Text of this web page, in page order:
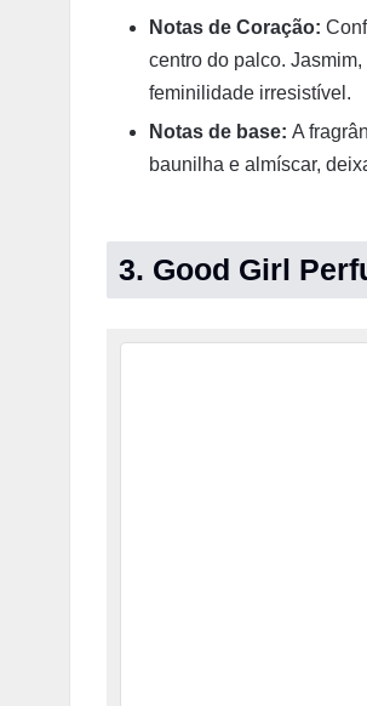
Notas de Coração:
centro do palco.
feminilidade irresistível.
Notas de base: A
baunilha e almíscar,
3. Good Girl